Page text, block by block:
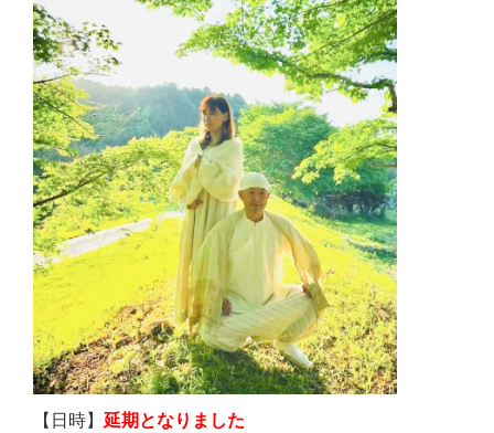
【日時】 延期となりました